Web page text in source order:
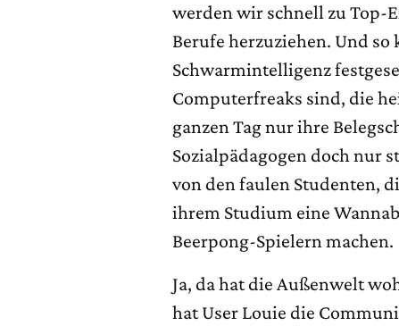
werden wir schnell zu Top-
Berufe herzuziehen. Und
Schwarmintelligenz
Computerfreaks sind, die
ganzen Tag nur ihre
Sozialpädagogen doch nur
von den faulen Studenten,
ihrem Studium eine
Beerpong-Spielern machen.
Ja, da hat die Außenwelt
hat User Louie die